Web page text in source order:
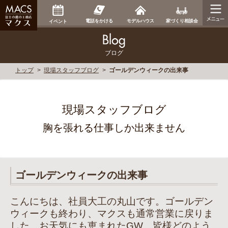
イベント 電話をかける モデルハウス 家づくり相談会
ブログ
トップ 現場スタッフブログ ゴールデンウィークの出来事
現場スタッフブログ
胸を張れる仕事しか出来ません
ゴールデンウィークの出来事
こんにちは、社員大工の丸山です。ゴールデン
ウィークも終わり、マクスも通常営業に戻りま
した。お天気にも恵まれたGW、皆様どのよう